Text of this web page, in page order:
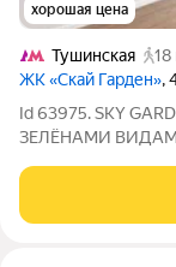
хорошая цена
Тушинская
18
ЖК «Скай Гарден»,
Id 63975. SKY
ЗЕЛЁНАМИ
современном